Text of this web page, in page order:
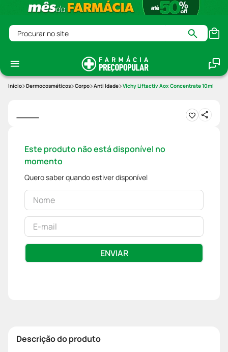
Procurar no site
Dermocosméticos Corpo Anti Idade Vichy Liftactiv Aox Concentrate 10ml
Este produto não está disponível no
momento
Quero saber quando estiver disponível
ENVIAR
Descrição do produto